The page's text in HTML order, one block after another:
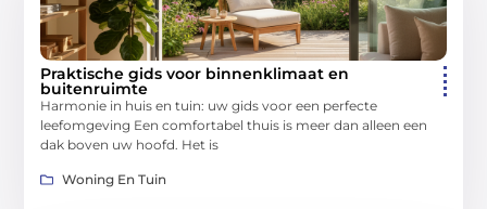
Praktische gids voor binnenklimaat en
buitenruimte
Harmonie in huis en tuin: uw gids voor een perfecte
leefomgeving Een comfortabel thuis is meer dan alleen een
dak boven uw hoofd. Het is
Woning En Tuin